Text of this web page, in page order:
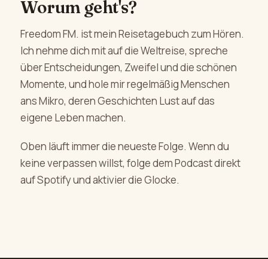
Worum geht's?
Freedom FM. ist mein Reisetagebuch zum Hören.
Ich nehme dich mit auf die Weltreise, spreche
über Entscheidungen, Zweifel und die schönen
Momente, und hole mir regelmäßig Menschen
ans Mikro, deren Geschichten Lust auf das
eigene Leben machen.
Oben läuft immer die neueste Folge. Wenn du
keine verpassen willst, folge dem Podcast direkt
auf Spotify und aktivier die Glocke.